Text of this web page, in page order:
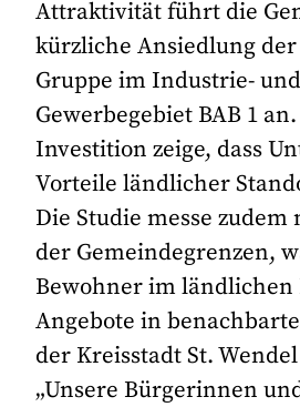
Attraktivität führt die
kürzliche Ansiedlung der
Gruppe im Industrie- und
Gewerbegebiet BAB 1
Investition zeige, dass
Vorteile ländlicher
Die Studie messe
der Gemeindegrenzen,
Bewohner im ländlichen
Angebote in
der Kreisstadt St.
„Unsere Bürgerinnen